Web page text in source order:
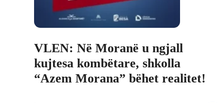
VLEN: Në Moranë u ngjall
kujtesa kombëtare, shkolla
“Azem Morana” bëhet realitet!